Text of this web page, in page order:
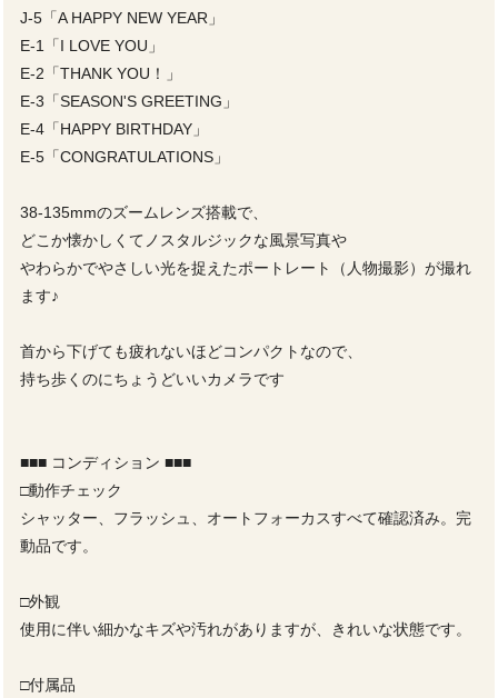
J-5「A HAPPY NEW YEAR」
E-1「I LOVE YOU」
E-2「THANK YOU！」
E-3「SEASON'S GREETING」
E-4「HAPPY BIRTHDAY」
E-5「CONGRATULATIONS」
38-135mmのズームレンズ搭載で、
どこか懐かしくてノスタルジックな風景写真や
やわらかでやさしい光を捉えたポートレート（人物撮影）が撮れ
ます♪
首から下げても疲れないほどコンパクトなので、
持ち歩くのにちょうどいいカメラです
■■■ コンディション ■■■
□動作チェック
シャッター、フラッシュ、オートフォーカスすべて確認済み。完
動品です。
□外観
使用に伴い細かなキズや汚れがありますが、きれいな状態です。
□付属品